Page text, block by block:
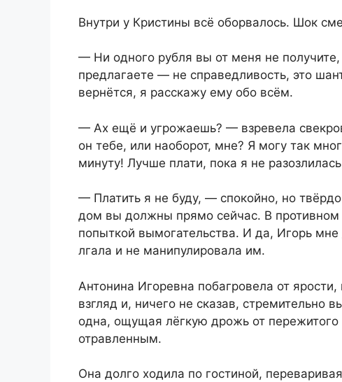
Внутри у Кристины всё оборвалось. Шок
— Ни одного рубля вы от меня не
предлагаете — не справедливость, это
вернётся, я расскажу ему обо всём.
— Ах ещё и угрожаешь? — взревела
он тебе, или наоборот, мне? Я могу так
минуту! Лучше плати, пока я не
— Платить я не буду, — спокойно, но
дом вы должны прямо сейчас. В противном
попыткой вымогательства. И да, Игорь
лгала и не манипулировала им.
Антонина Игоревна побагровела от
взгляд и, ничего не сказав, стремительно
одна, ощущая лёгкую дрожь от пережитого
отравленным.
Она долго ходила по гостиной,